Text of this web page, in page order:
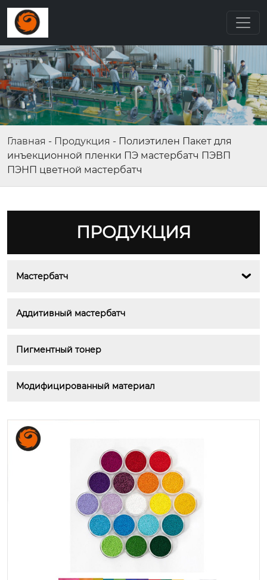
Главная - Продукция - Полиэтилен Пакет для
инъекционной пленки ПЭ мастербатч ПЭВП
ПЭНП цветной мастербатч
ПРОДУКЦИЯ
Мастербатч 
Аддитивный мастербатч
Пигментный тонер
Модифицированный материал